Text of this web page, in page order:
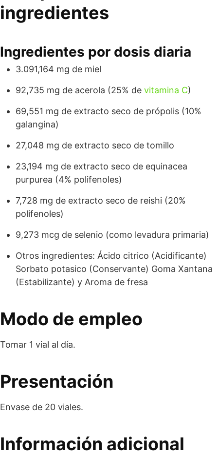
ingredientes
Ingredientes por dosis diaria
3.091,164 mg de miel
92,735 mg de acerola (25% de vitamina C)
69,551 mg de extracto seco de própolis (10%
galangina)
27,048 mg de extracto seco de tomillo
23,194 mg de extracto seco de equinacea
purpurea (4% polifenoles)
7,728 mg de extracto seco de reishi (20%
polifenoles)
9,273 mcg de selenio (como levadura primaria)
Otros ingredientes: Ácido citrico (Acidificante)
Sorbato potasico (Conservante) Goma Xantana
(Estabilizante) y Aroma de fresa
Modo de empleo
Tomar 1 vial al día.
Presentación
Envase de 20 viales.
Información adicional